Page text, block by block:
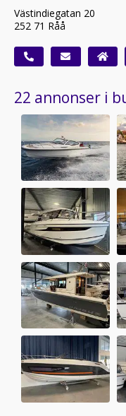
Västindiegatan 20
252 71 Råå
22 annonser i